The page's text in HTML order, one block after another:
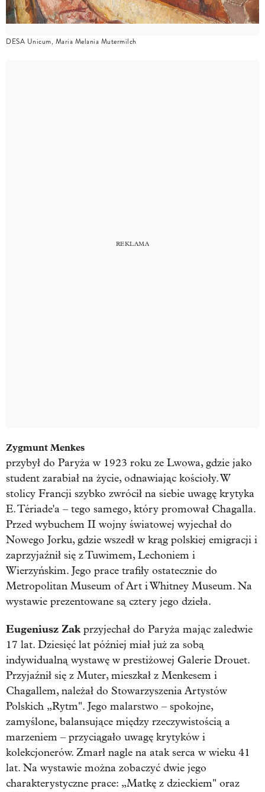
DESA Unicum, Maria Melania Mutermilch
Zygmunt Menkes
przybył do Paryża w 1923 roku ze Lwowa, gdzie jako
student zarabiał na życie, odnawiając kościoły. W
stolicy Francji szybko zwrócił na siebie uwagę krytyka
E. Tériade'a – tego samego, który promował Chagalla.
Przed wybuchem II wojny światowej wyjechał do
Nowego Jorku, gdzie wszedł w krąg polskiej emigracji i
zaprzyjaźnił się z Tuwimem, Lechoniem i
Wierzyńskim. Jego prace trafiły ostatecznie do
Metropolitan Museum of Art i Whitney Museum. Na
wystawie prezentowane są cztery jego dzieła.
Eugeniusz Zak przyjechał do Paryża mając zaledwie
17 lat. Dziesięć lat później miał już za sobą
indywidualną wystawę w prestiżowej Galerie Drouet.
Przyjaźnił się z Muter, mieszkał z Menkesem i
Chagallem, należał do Stowarzyszenia Artystów
Polskich „Rytm". Jego malarstwo – spokojne,
zamyślone, balansujące między rzeczywistością a
marzeniem – przyciągało uwagę krytyków i
kolekcjonerów. Zmarł nagle na atak serca w wieku 41
lat. Na wystawie można zobaczyć dwie jego
charakterystyczne prace: „Matkę z dzieckiem" oraz